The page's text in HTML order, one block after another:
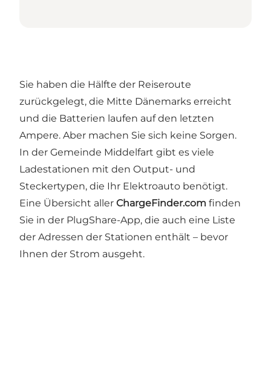
Sie haben die Hälfte der Reiseroute
zurückgelegt, die Mitte Dänemarks erreicht
und die Batterien laufen auf den letzten
Ampere. Aber machen Sie sich keine Sorgen.
In der Gemeinde Middelfart gibt es viele
Ladestationen mit den Output- und
Steckertypen, die Ihr Elektroauto benötigt.
Eine Übersicht aller ChargeFinder.com finden
Sie in der PlugShare-App, die auch eine Liste
der Adressen der Stationen enthält – bevor
Ihnen der Strom ausgeht.